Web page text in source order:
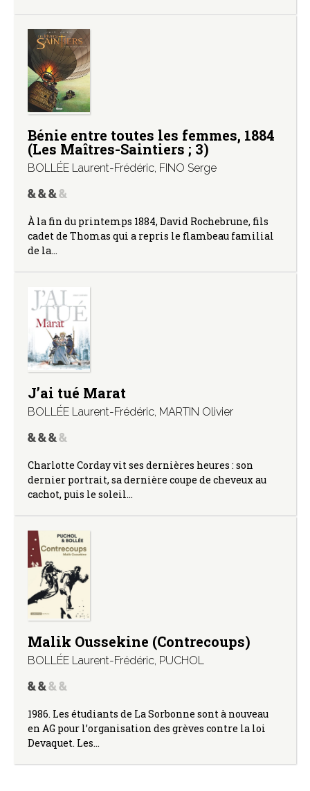
Bénie entre toutes les femmes, 1884
(Les Maîtres-Saintiers ; 3)
BOLLÉE Laurent-Frédéric, FINO Serge
À la fin du printemps 1884, David Rochebrune, fils
cadet de Thomas qui a repris le flambeau familial
de la…
J’ai tué Marat
BOLLÉE Laurent-Frédéric, MARTIN Olivier
Charlotte Corday vit ses dernières heures : son
dernier portrait, sa dernière coupe de cheveux au
cachot, puis le soleil…
Malik Oussekine (Contrecoups)
BOLLÉE Laurent-Frédéric, PUCHOL
1986. Les étudiants de La Sorbonne sont à nouveau
en AG pour l’organisation des grèves contre la loi
Devaquet. Les…